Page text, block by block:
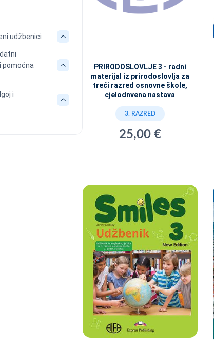
udžbenici
pomoćna
i
PRIRODOSLOVLJE 3 - radni
materijal iz prirodoslovlja za
treći razred osnovne škole,
cjelodnvena nastava
3. RAZRED
25,00 €